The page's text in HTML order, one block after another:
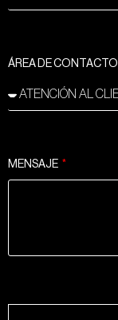
ÁREA DE CONTACTO
MENSAJE